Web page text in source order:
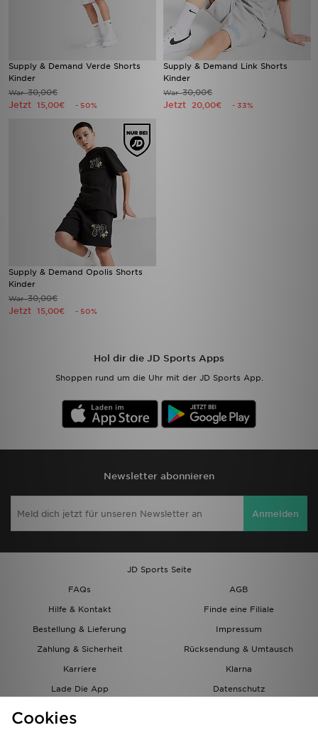
Supply & Demand Verde Shorts
Kinder
War30,00€
Jetzt 15,00€ - 50%
Supply & Demand Link Shorts
Kinder
War30,00€
Jetzt 20,00€ - 33%
Supply & Demand Opolis Shorts
Kinder
War30,00€
Jetzt 15,00€ - 50%
Hol dir die JD Sports Apps
Shoppen rund um die Uhr mit der JD Sports App.
Newsletter abonnieren
Anmelden
JD Sports Seite
FAQs
AGB
Hilfe & Kontakt
Finde eine Filiale
Bestellung & Lieferung
Impressum
Zahlung & Sicherheit
Rücksendung & Umtausch
Karriere
Klarna
Lade Die App
Datenschutz
Cookies